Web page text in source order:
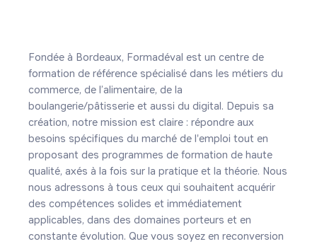
Fondée à Bordeaux, Formadéval est un centre de
formation de référence spécialisé dans les métiers du
commerce, de l’alimentaire, de la
boulangerie/pâtisserie et aussi du digital. Depuis sa
création, notre mission est claire : répondre aux
besoins spécifiques du marché de l'emploi tout en
proposant des programmes de formation de haute
qualité, axés à la fois sur la pratique et la théorie. Nous
nous adressons à tous ceux qui souhaitent acquérir
des compétences solides et immédiatement
applicables, dans des domaines porteurs et en
constante évolution. Que vous soyez en reconversion